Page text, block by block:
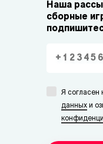
Наша
сборные
Я согласен
данных и